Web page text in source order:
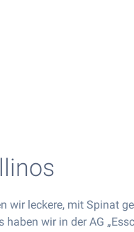
wir leckere, mit Spinat
haben wir in der AG